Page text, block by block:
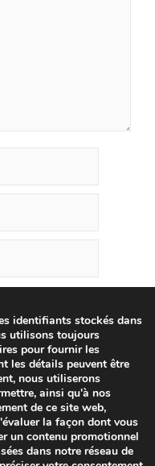
mail et mon site
prochain
identifiants stockés dans
utilisons toujours
pour fournir les
les détails peuvent être
nous utiliserons
ainsi qu'à nos
de ce site web,
la façon dont vous
un contenu promotionnel
dans notre réseau de